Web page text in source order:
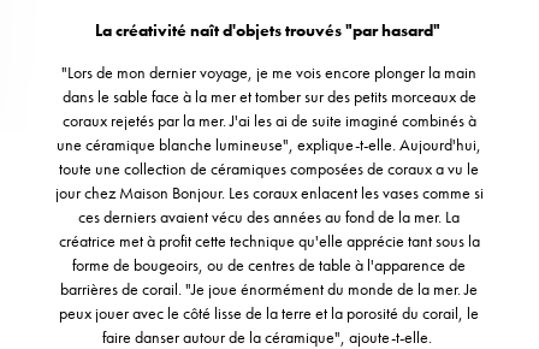
La créativité naît d'objets trouvés "par hasard"
"Lors de mon dernier voyage, je me vois encore plonger la main
dans le sable face à la mer et tomber sur des petits morceaux de
coraux rejetés par la mer. J'ai les ai de suite imaginé combinés à
une céramique blanche lumineuse", explique-t-elle. Aujourd'hui,
toute une collection de céramiques composées de coraux a vu le
jour chez Maison Bonjour. Les coraux enlacent les vases comme si
ces derniers avaient vécu des années au fond de la mer. La
créatrice met à profit cette technique qu'elle apprécie tant sous la
forme de bougeoirs, ou de centres de table à l'apparence de
barrières de corail. "Je joue énormément du monde de la mer. Je
peux jouer avec le côté lisse de la terre et la porosité du corail, le
faire danser autour de la céramique", ajoute-t-elle.